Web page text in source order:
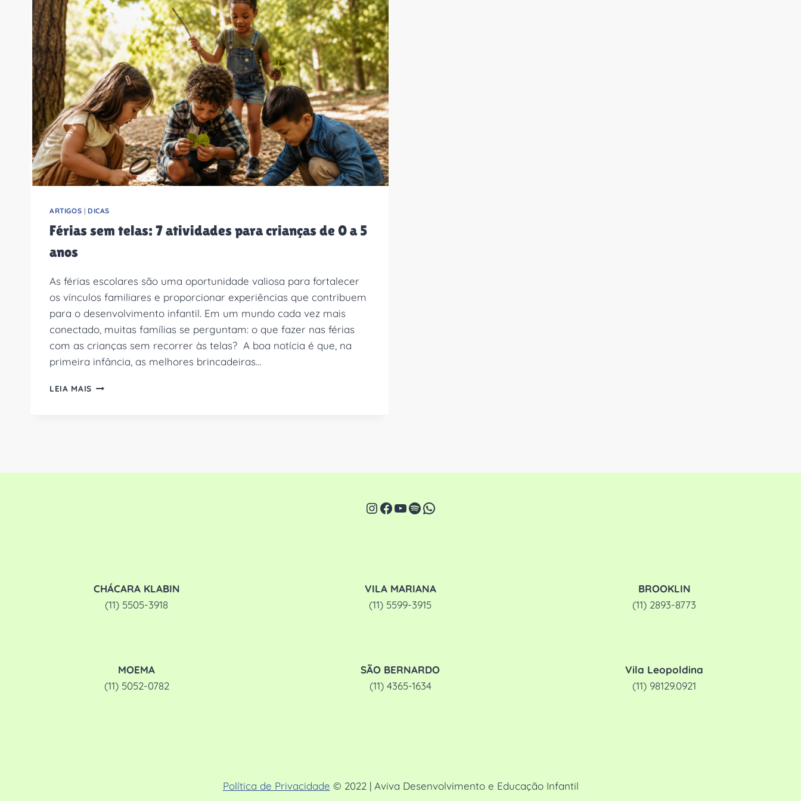
ARTIGOS | DICAS
Férias sem telas: 7 atividades para crianças de 0 a 5
anos
As férias escolares são uma oportunidade valiosa para fortalecer
os vínculos familiares e proporcionar experiências que contribuem
para o desenvolvimento infantil. Em um mundo cada vez mais
conectado, muitas famílias se perguntam: o que fazer nas férias
com as crianças sem recorrer às telas? A boa notícia é que, na
primeira infância, as melhores brincadeiras…
LEIA MAIS FÉRIAS
DE
Instagram
Facebook
Youtube
Spotify
WhatsApp
CHÁCARA KLABIN
(11) 5505-3918
VILA MARIANA
(11) 5599-3915
BROOKLIN
(11) 2893-8773
MOEMA
(11) 5052-0782
SÃO BERNARDO
(11) 4365-1634
Vila Leopoldina
(11) 98129.0921
Política de Privacidade © 2022 | Aviva Desenvolvimento e Educação Infantil